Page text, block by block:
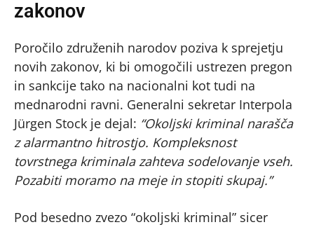
zakonov
Poročilo združenih narodov poziva k sprejetju
novih zakonov, ki bi omogočili ustrezen pregon
in sankcije tako na nacionalni kot tudi na
mednarodni ravni. Generalni sekretar Interpola
Jürgen Stock je dejal: “Okoljski kriminal narašča
z alarmantno hitrostjo. Kompleksnost
tovrstnega kriminala zahteva sodelovanje vseh.
Pozabiti moramo na meje in stopiti skupaj.”
Pod besedno zvezo “okoljski kriminal” sicer